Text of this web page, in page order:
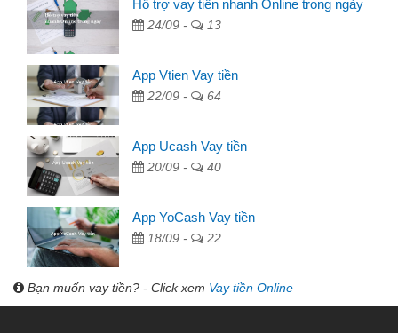
Hỗ trợ vay tiền nhanh Online trong ngày
24/09 - 13
App Vtien Vay tiền
22/09 - 64
App Ucash Vay tiền
20/09 - 40
App YoCash Vay tiền
18/09 - 22
Bạn muốn vay tiền? - Click xem Vay tiền Online